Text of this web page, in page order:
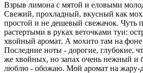
Взрыв лимона с мятой и еловыми
Свежий, прохладный, вкусный как
простой и не дешевый свежачок. Чуть
растертыми в руках веточками туи:
хвойный аромат. А мохито там на фоне
Последние ноты - дорогие, глубокие,
же хвойных, но запах очень нежный
люблю - обожаю. Мой аромат на жару-